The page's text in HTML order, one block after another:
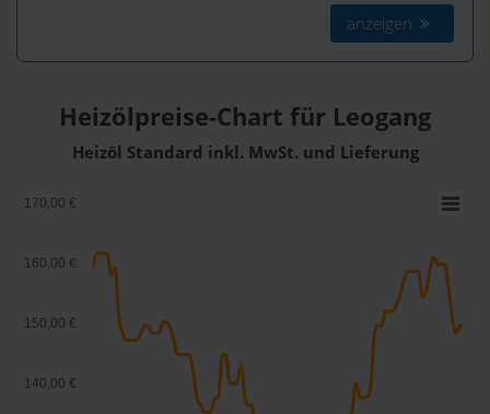
anzeigen
Heizölpreise-Chart für Leogang
Heizöl Standard inkl. MwSt. und Lieferung
140,00 €
150,00 €
160,00 €
170,00 €